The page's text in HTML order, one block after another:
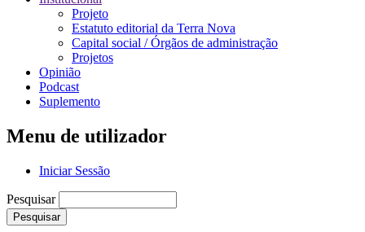
Projeto
Estatuto editorial da Terra Nova
Capital social / Órgãos de administração
Projetos
Opinião
Podcast
Suplemento
Menu de utilizador
Iniciar Sessão
Pesquisar